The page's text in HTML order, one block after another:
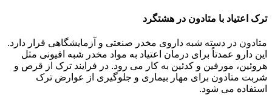
ترک اعتیاد با متادون در هشتگرد
متادون در دسته شبه داروی مخدر صنعتی و آزمایشگاهی قرار دارد.
این دارو عمدتاً برای درمان اعتیاد به مواد مخدر شبه افیونی مثل
هروئین، مورفین و کدئین به کار می رود. در فرایند ترک از قرص و
شربت متادون برای مهار بیماری و جلوگیری از عوارض ترک
استفاده می شود.